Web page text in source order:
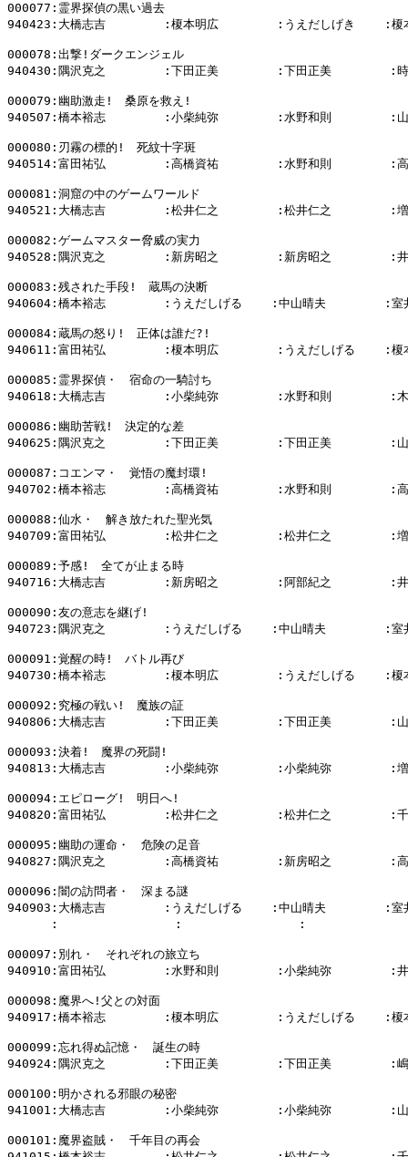
000077:霊界探偵の黒い過去
940423:大橋志吉        :榎本明広        :うえだしげき    :榎
000078:出撃!ダークエンジェル
940430:隅沢克之        :下田正美        :下田正美        :時
000079:幽助激走!　桑原を救え!
940507:橋本裕志        :小柴純弥        :水野和則        :山
000080:刃霧の標的!　死紋十字斑
940514:富田祐弘        :高橋資祐        :水野和則        :高
000081:洞窟の中のゲームワールド
940521:大橋志吉        :松井仁之        :松井仁之        :増
000082:ゲームマスター脅威の実力
940528:隅沢克之        :新房昭之        :新房昭之        :井
000083:残された手段!　蔵馬の決断
940604:橋本裕志        :うえだしげる    :中山晴夫        :室井
000084:蔵馬の怒り!　正体は誰だ?!
940611:富田祐弘        :榎本明広        :うえだしげる    :榎
000085:霊界探偵・　宿命の一騎討ち
940618:大橋志吉        :小柴純弥        :水野和則        :木
000086:幽助苦戦!　決定的な差
940625:隅沢克之        :下田正美        :下田正美        :山
000087:コエンマ・　覚悟の魔封環!
940702:橋本裕志        :高橋資祐        :水野和則        :高
000088:仙水・　解き放たれた聖光気
940709:富田祐弘        :松井仁之        :松井仁之        :増
000089:予感!　全てが止まる時
940716:大橋志吉        :新房昭之        :阿部紀之        :井
000090:友の意志を継げ!
940723:隅沢克之        :うえだしげる    :中山晴夫        :室井
000091:覚醒の時!　バトル再び
940730:橋本裕志        :榎本明広        :うえだしげる    :榎
000092:究極の戦い!　魔族の証
940806:大橋志吉        :下田正美        :下田正美        :山
000093:決着!　魔界の死闘!
940813:大橋志吉        :小柴純弥        :小柴純弥        :増
000094:エピローグ!　明日へ!
940820:富田祐弘        :松井仁之        :松井仁之        :千
000095:幽助の運命・　危険の足音
940827:隅沢克之        :高橋資祐        :新房昭之        :高
000096:闇の訪問者・　深まる謎
940903:大橋志吉        :うえだしげる    :中山晴夫        :室井
:                :                :
000097:別れ・　それぞれの旅立ち
940910:富田祐弘        :水野和則        :小柴純弥        :井
000098:魔界へ!父との対面
940917:橋本裕志        :榎本明広        :うえだしげる    :榎
000099:忘れ得ぬ記憶・　誕生の時
940924:隅沢克之        :下田正美        :下田正美        :嶋
000100:明かされる邪眼の秘密
941001:大橋志吉        :小柴純弥        :小柴純弥        :山
000101:魔界盗賊・　千年目の再会